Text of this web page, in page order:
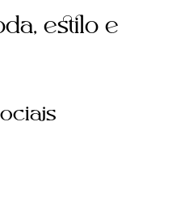
estilo e